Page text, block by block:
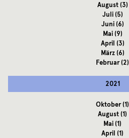
August(3)
Juli(5)
Juni(6)
Mai(9)
April (3)
März(6)
Februar(2)
2021
Oktober(1)
August(1)
Mai(1)
April (1)